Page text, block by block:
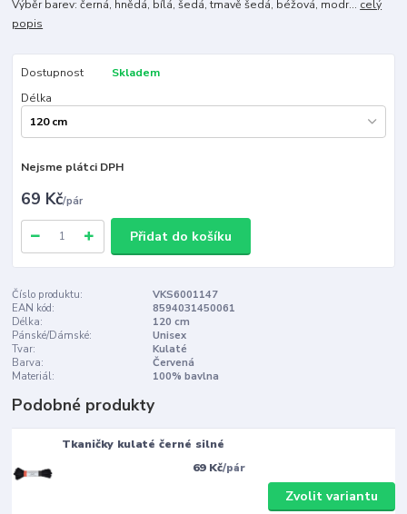
Výběr barev: černá, hnědá, bílá, šedá, tmavě šedá, béžová, modr... celý
popis
Dostupnost
Skladem
Délka
Nejsme plátci DPH
69 Kč/pár
Přidat do košíku
Číslo produktu:
VKS6001147
EAN kód:
8594031450061
Délka:
120 cm
Pánské/Dámské:
Unisex
Tvar:
Kulaté
Barva:
Červená
Materiál:
100% bavlna
Podobné produkty
Tkaničky kulaté černé silné
69 Kč/pár
Zvolit variantu